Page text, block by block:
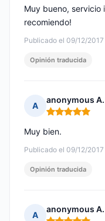
Publicado el 09/12/
Muy bueno, servicio
recomiendo!
Opinión traducida
A
anonymous A.
Nota: 5 de 5
Publicado el 09/12/
Muy bien.
Opinión traducida
A
anonymous A.